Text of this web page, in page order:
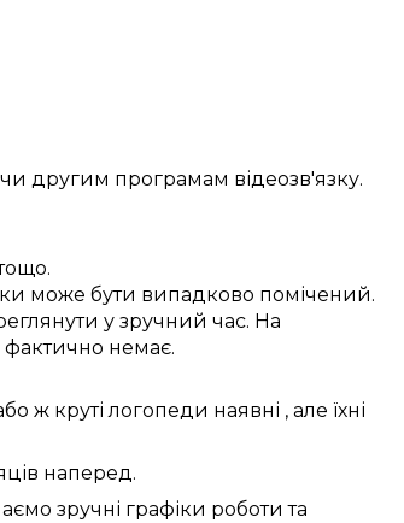
чи другим програмам відеозв'язку.
може бути випадково помічений.
у зручний час. На
фактично немає.
ж круті логопеди наявні , але їхні
наперед.
зручні графіки роботи та